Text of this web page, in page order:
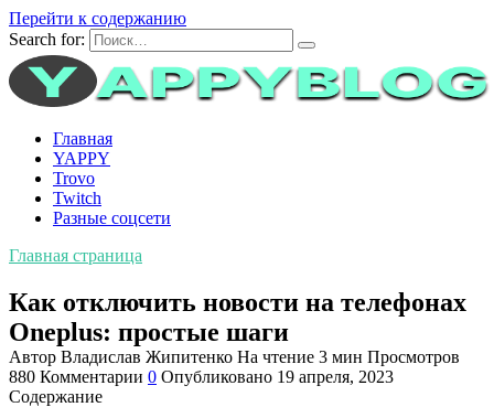
Перейти к содержанию
Search for:
Главная
YAPPY
Trovo
Twitch
Разные соцсети
Главная страница
Как отключить новости на телефонах
Oneplus: простые шаги
Автор Владислав Жипитенко На чтение 3 мин Просмотров
880 Комментарии 0 Опубликовано 19 апреля, 2023
Содержание